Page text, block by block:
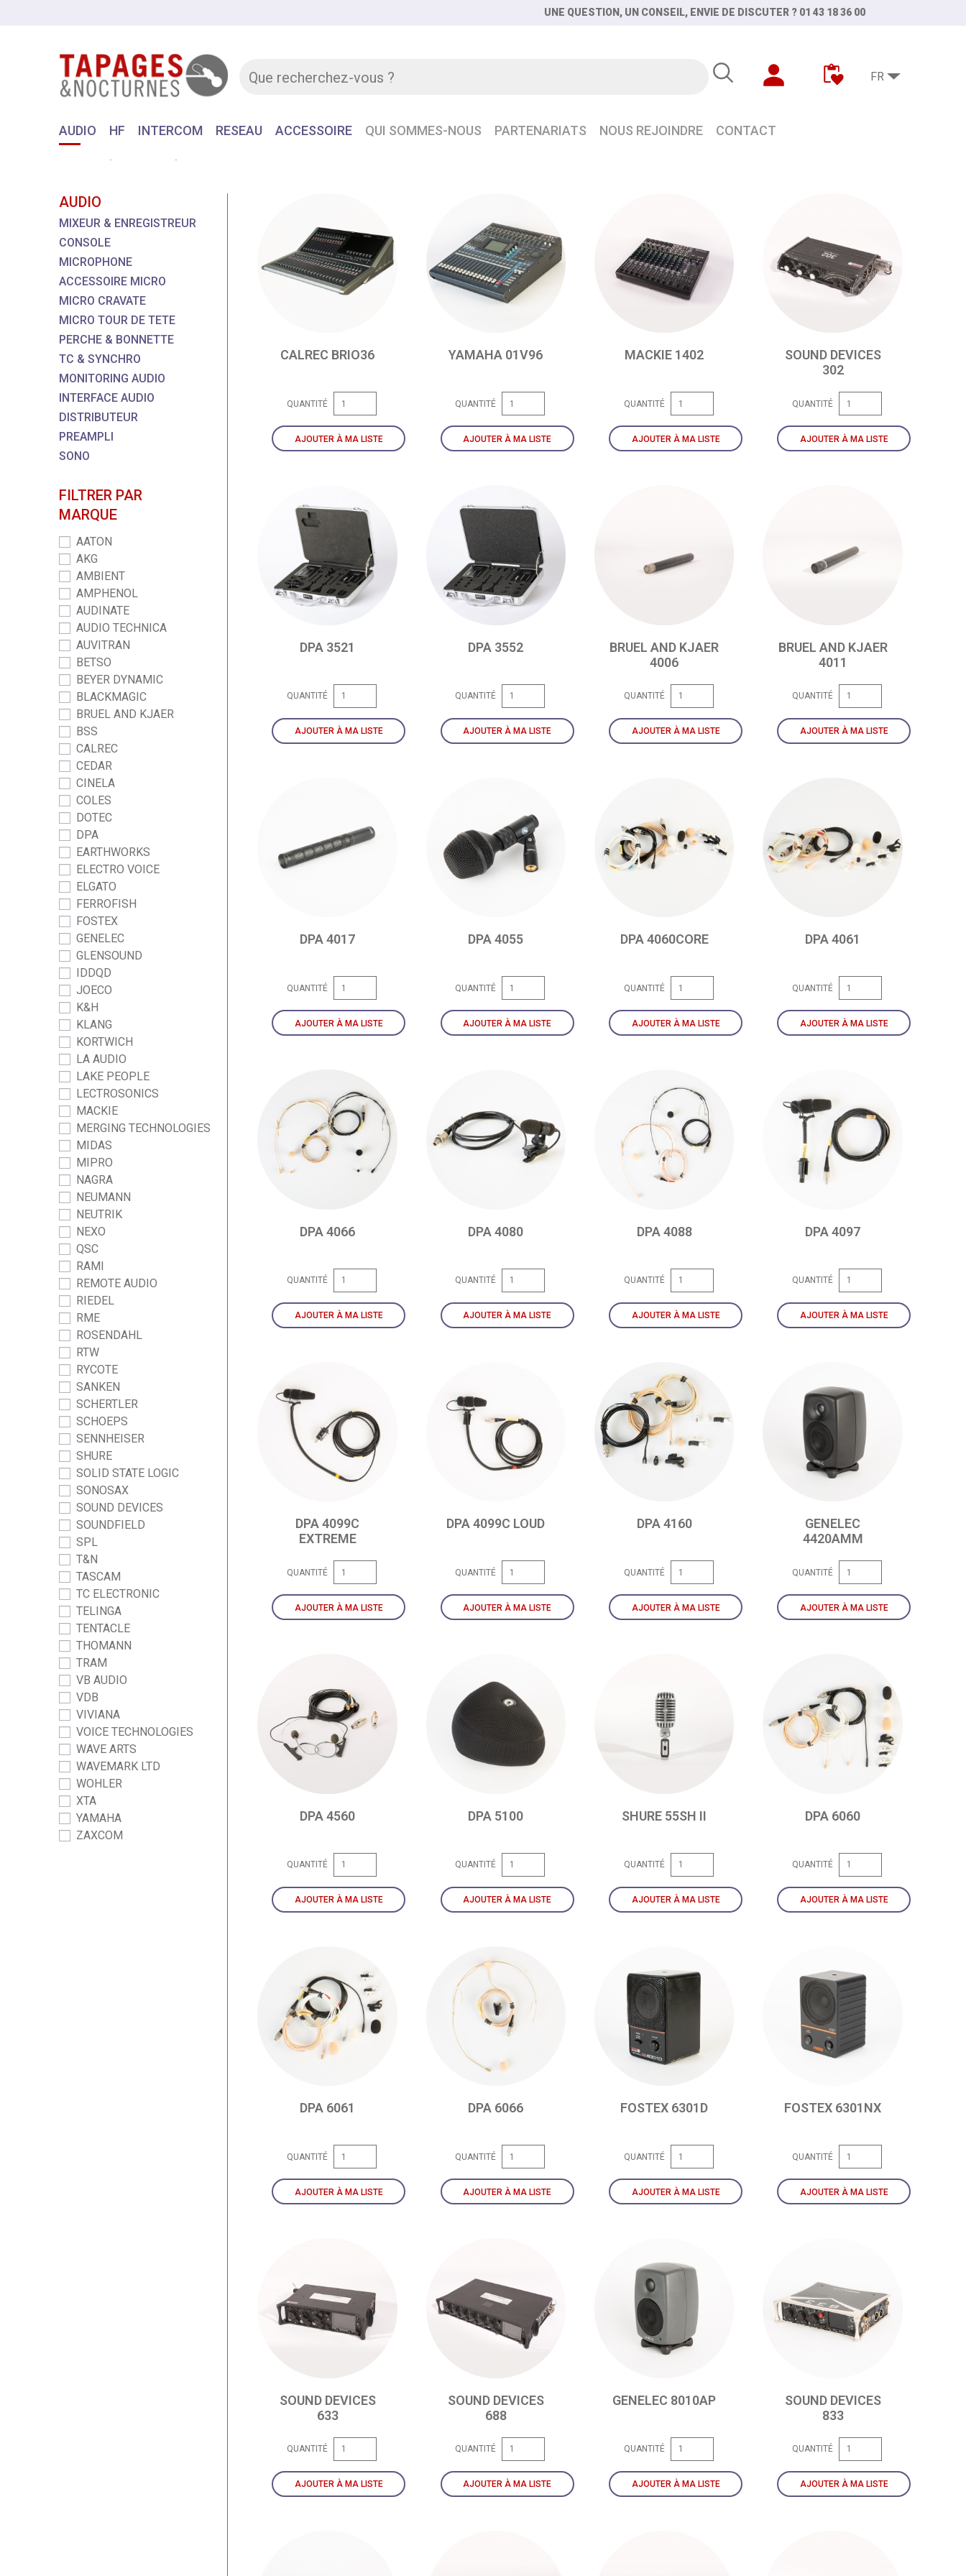
UNE QUESTION, UN CONSEIL, ENVIE DE DISCUTER ? 01 43 18 36 00
FR
AUDIO HF INTERCOM RESEAU ACCESSOIRE QUI SOMMES-NOUS PARTENARIATS NOUS REJOINDRE CONTACT
AUDIO
MIXEUR & ENREGISTREUR
CONSOLE
MICROPHONE
ACCESSOIRE MICRO
MICRO CRAVATE
MICRO TOUR DE TETE
PERCHE & BONNETTE
TC & SYNCHRO
MONITORING AUDIO
INTERFACE AUDIO
DISTRIBUTEUR
PREAMPLI
SONO
FILTRER PAR
MARQUE
AATON
AKG
AMBIENT
AMPHENOL
AUDINATE
AUDIO TECHNICA
AUVITRAN
BETSO
BEYER DYNAMIC
BLACKMAGIC
BRUEL AND KJAER
BSS
CALREC
CEDAR
CINELA
COLES
DOTEC
DPA
EARTHWORKS
ELECTRO VOICE
ELGATO
FERROFISH
FOSTEX
GENELEC
GLENSOUND
IDDQD
JOECO
K&H
KLANG
KORTWICH
LA AUDIO
LAKE PEOPLE
LECTROSONICS
MACKIE
MERGING TECHNOLOGIES
MIDAS
MIPRO
NAGRA
NEUMANN
NEUTRIK
NEXO
QSC
RAMI
REMOTE AUDIO
RIEDEL
RME
ROSENDAHL
RTW
RYCOTE
SANKEN
SCHERTLER
SCHOEPS
SENNHEISER
SHURE
SOLID STATE LOGIC
SONOSAX
SOUND DEVICES
SOUNDFIELD
SPL
T&N
TASCAM
TC ELECTRONIC
TELINGA
TENTACLE
THOMANN
TRAM
VB AUDIO
VDB
VIVIANA
VOICE TECHNOLOGIES
WAVE ARTS
WAVEMARK LTD
WOHLER
XTA
YAMAHA
ZAXCOM
CALREC BRIO36
QUANTITÉ
AJOUTER À MA LISTE
YAMAHA 01V96
QUANTITÉ
AJOUTER À MA LISTE
MACKIE 1402
QUANTITÉ
AJOUTER À MA LISTE
SOUND DEVICES
302
QUANTITÉ
AJOUTER À MA LISTE
DPA 3521
QUANTITÉ
AJOUTER À MA LISTE
DPA 3552
QUANTITÉ
AJOUTER À MA LISTE
BRUEL AND KJAER
4006
QUANTITÉ
AJOUTER À MA LISTE
BRUEL AND KJAER
4011
QUANTITÉ
AJOUTER À MA LISTE
DPA 4017
QUANTITÉ
AJOUTER À MA LISTE
DPA 4055
QUANTITÉ
AJOUTER À MA LISTE
DPA 4060CORE
QUANTITÉ
AJOUTER À MA LISTE
DPA 4061
QUANTITÉ
AJOUTER À MA LISTE
DPA 4066
QUANTITÉ
AJOUTER À MA LISTE
DPA 4080
QUANTITÉ
AJOUTER À MA LISTE
DPA 4088
QUANTITÉ
AJOUTER À MA LISTE
DPA 4097
QUANTITÉ
AJOUTER À MA LISTE
DPA 4099C
EXTREME
QUANTITÉ
AJOUTER À MA LISTE
DPA 4099C LOUD
QUANTITÉ
AJOUTER À MA LISTE
DPA 4160
QUANTITÉ
AJOUTER À MA LISTE
GENELEC
4420AMM
QUANTITÉ
AJOUTER À MA LISTE
DPA 4560
QUANTITÉ
AJOUTER À MA LISTE
DPA 5100
QUANTITÉ
AJOUTER À MA LISTE
SHURE 55SH II
QUANTITÉ
AJOUTER À MA LISTE
DPA 6060
QUANTITÉ
AJOUTER À MA LISTE
DPA 6061
QUANTITÉ
AJOUTER À MA LISTE
DPA 6066
QUANTITÉ
AJOUTER À MA LISTE
FOSTEX 6301D
QUANTITÉ
AJOUTER À MA LISTE
FOSTEX 6301NX
QUANTITÉ
AJOUTER À MA LISTE
SOUND DEVICES
633
QUANTITÉ
AJOUTER À MA LISTE
SOUND DEVICES
688
QUANTITÉ
AJOUTER À MA LISTE
GENELEC 8010AP
QUANTITÉ
AJOUTER À MA LISTE
SOUND DEVICES
833
QUANTITÉ
AJOUTER À MA LISTE